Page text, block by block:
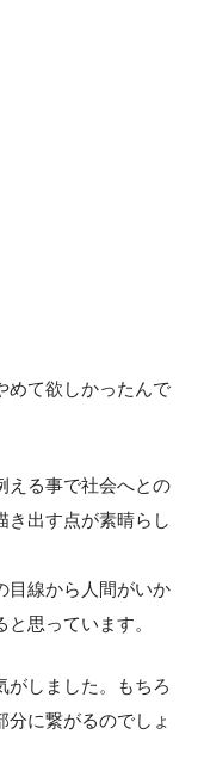
て欲しかったんで
る事で社会へとの
き出す点が素晴らし
線から人間がいか
思っています。
しました。もちろ
分に繋がるのでしょ